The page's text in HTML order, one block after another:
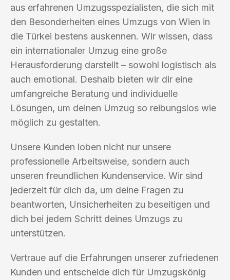
aus erfahrenen Umzugsspezialisten, die sich mit
den Besonderheiten eines Umzugs von Wien in
die Türkei bestens auskennen. Wir wissen, dass
ein internationaler Umzug eine große
Herausforderung darstellt – sowohl logistisch als
auch emotional. Deshalb bieten wir dir eine
umfangreiche Beratung und individuelle
Lösungen, um deinen Umzug so reibungslos wie
möglich zu gestalten.
Unsere Kunden loben nicht nur unsere
professionelle Arbeitsweise, sondern auch
unseren freundlichen Kundenservice. Wir sind
jederzeit für dich da, um deine Fragen zu
beantworten, Unsicherheiten zu beseitigen und
dich bei jedem Schritt deines Umzugs zu
unterstützen.
Vertraue auf die Erfahrungen unserer zufriedenen
Kunden und entscheide dich für Umzugskönig